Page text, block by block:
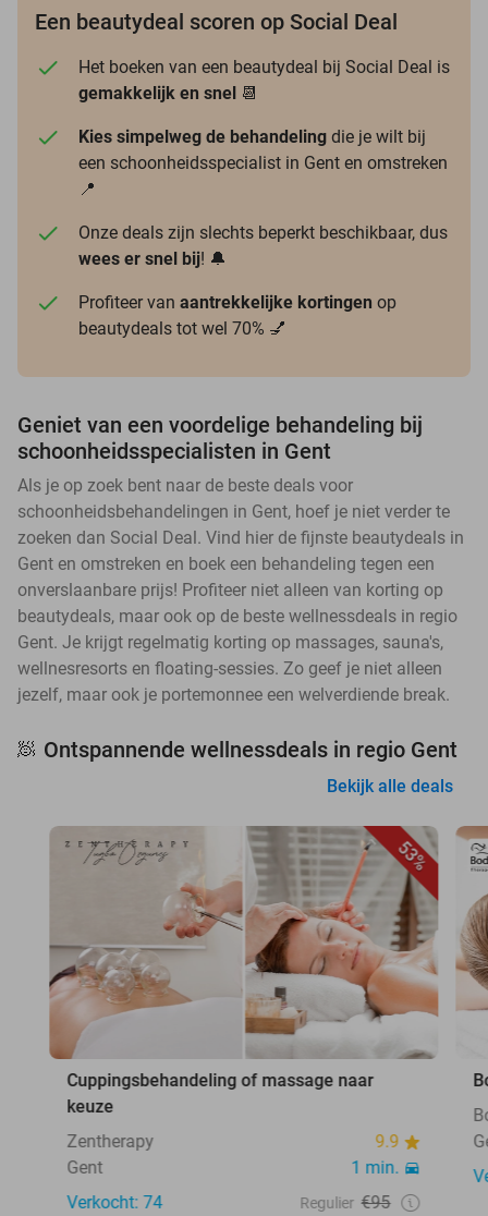
Een beautydeal scoren op Social Deal
Het boeken van een beautydeal bij Social Deal is
gemakkelijk en snel 📆
Kies simpelweg de behandeling die je wilt bij
een schoonheidsspecialist in Gent en omstreken
📍
Onze deals zijn slechts beperkt beschikbaar, dus
wees er snel bij! 🔔
Profiteer van aantrekkelijke kortingen op
beautydeals tot wel 70% 💅
Geniet van een voordelige behandeling bij
schoonheidsspecialisten in Gent
Als je op zoek bent naar de beste deals voor
schoonheidsbehandelingen in Gent, hoef je niet verder te
zoeken dan Social Deal. Vind hier de fijnste beautydeals in
Gent en omstreken en boek een behandeling tegen een
onverslaanbare prijs! Profiteer niet alleen van korting op
beautydeals, maar ook op de beste wellnessdeals in regio
Gent. Je krijgt regelmatig korting op massages, sauna's,
wellnesresorts en floating-sessies. Zo geef je niet alleen
jezelf, maar ook je portemonnee een welverdiende break.
🧖 Ontspannende wellnessdeals in regio Gent
Bekijk alle deals
53%
Cuppingsbehandeling of massage naar
keuze
Zentherapy
9.9
Gent
1 min.
Verkocht: 74
Regulier €95